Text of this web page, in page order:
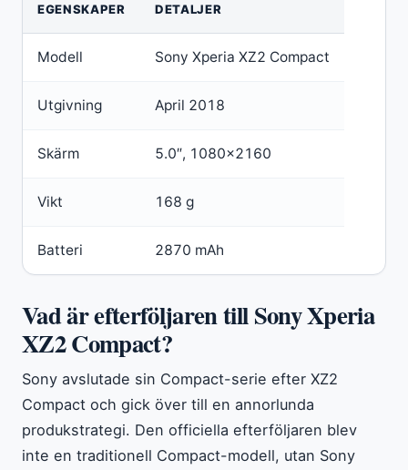
EGENSKAPER DETALJER
Modell Sony Xperia XZ2 Compact
Utgivning April 2018
Skärm 5.0″, 1080×2160
Vikt 168 g
Batteri 2870 mAh
Vad är efterföljaren till Sony Xperia
XZ2 Compact?
Sony avslutade sin Compact-serie efter XZ2
Compact och gick över till en annorlunda
produkstrategi. Den officiella efterföljaren blev
inte en traditionell Compact-modell, utan Sony